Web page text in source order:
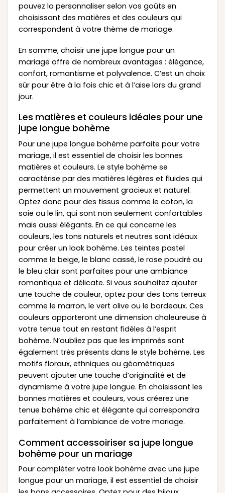
pouvez la personnaliser selon vos goûts en
choisissant des matières et des couleurs qui
correspondent à votre thème de mariage.
En somme, choisir une jupe longue pour un
mariage offre de nombreux avantages : élégance,
confort, romantisme et polyvalence. C’est un choix
sûr pour être à la fois chic et à l’aise lors du grand
jour.
Les matières et couleurs idéales pour une
jupe longue bohème
Pour une jupe longue bohème parfaite pour votre
mariage, il est essentiel de choisir les bonnes
matières et couleurs. Le style bohème se
caractérise par des matières légères et fluides qui
permettent un mouvement gracieux et naturel.
Optez donc pour des tissus comme le coton, la
soie ou le lin, qui sont non seulement confortables
mais aussi élégants. En ce qui concerne les
couleurs, les tons naturels et neutres sont idéaux
pour créer un look bohème. Les teintes pastel
comme le beige, le blanc cassé, le rose poudré ou
le bleu clair sont parfaites pour une ambiance
romantique et délicate. Si vous souhaitez ajouter
une touche de couleur, optez pour des tons terreux
comme le marron, le vert olive ou le bordeaux. Ces
couleurs apporteront une dimension chaleureuse à
votre tenue tout en restant fidèles à l’esprit
bohème. N’oubliez pas que les imprimés sont
également très présents dans le style bohème. Les
motifs floraux, ethniques ou géométriques
peuvent ajouter une touche d’originalité et de
dynamisme à votre jupe longue. En choisissant les
bonnes matières et couleurs, vous créerez une
tenue bohème chic et élégante qui correspondra
parfaitement à l’ambiance de votre mariage.
Comment accessoiriser sa jupe longue
bohème pour un mariage
Pour compléter votre look bohème avec une jupe
longue pour un mariage, il est essentiel de choisir